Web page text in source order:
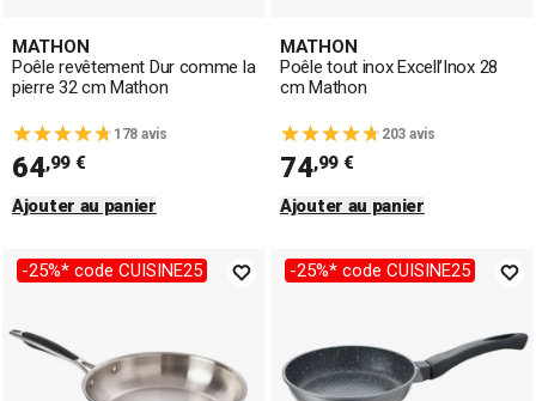
MATHON
Poêle revêtement Dur comme la
pierre 32 cm Mathon
178 avis
64,99 €
Ajouter au panier
MATHON
Poêle tout inox Excell’Inox 28
cm Mathon
203 avis
74,99 €
Ajouter au panier
-25%* code CUISINE25 -25%* code CUISINE25